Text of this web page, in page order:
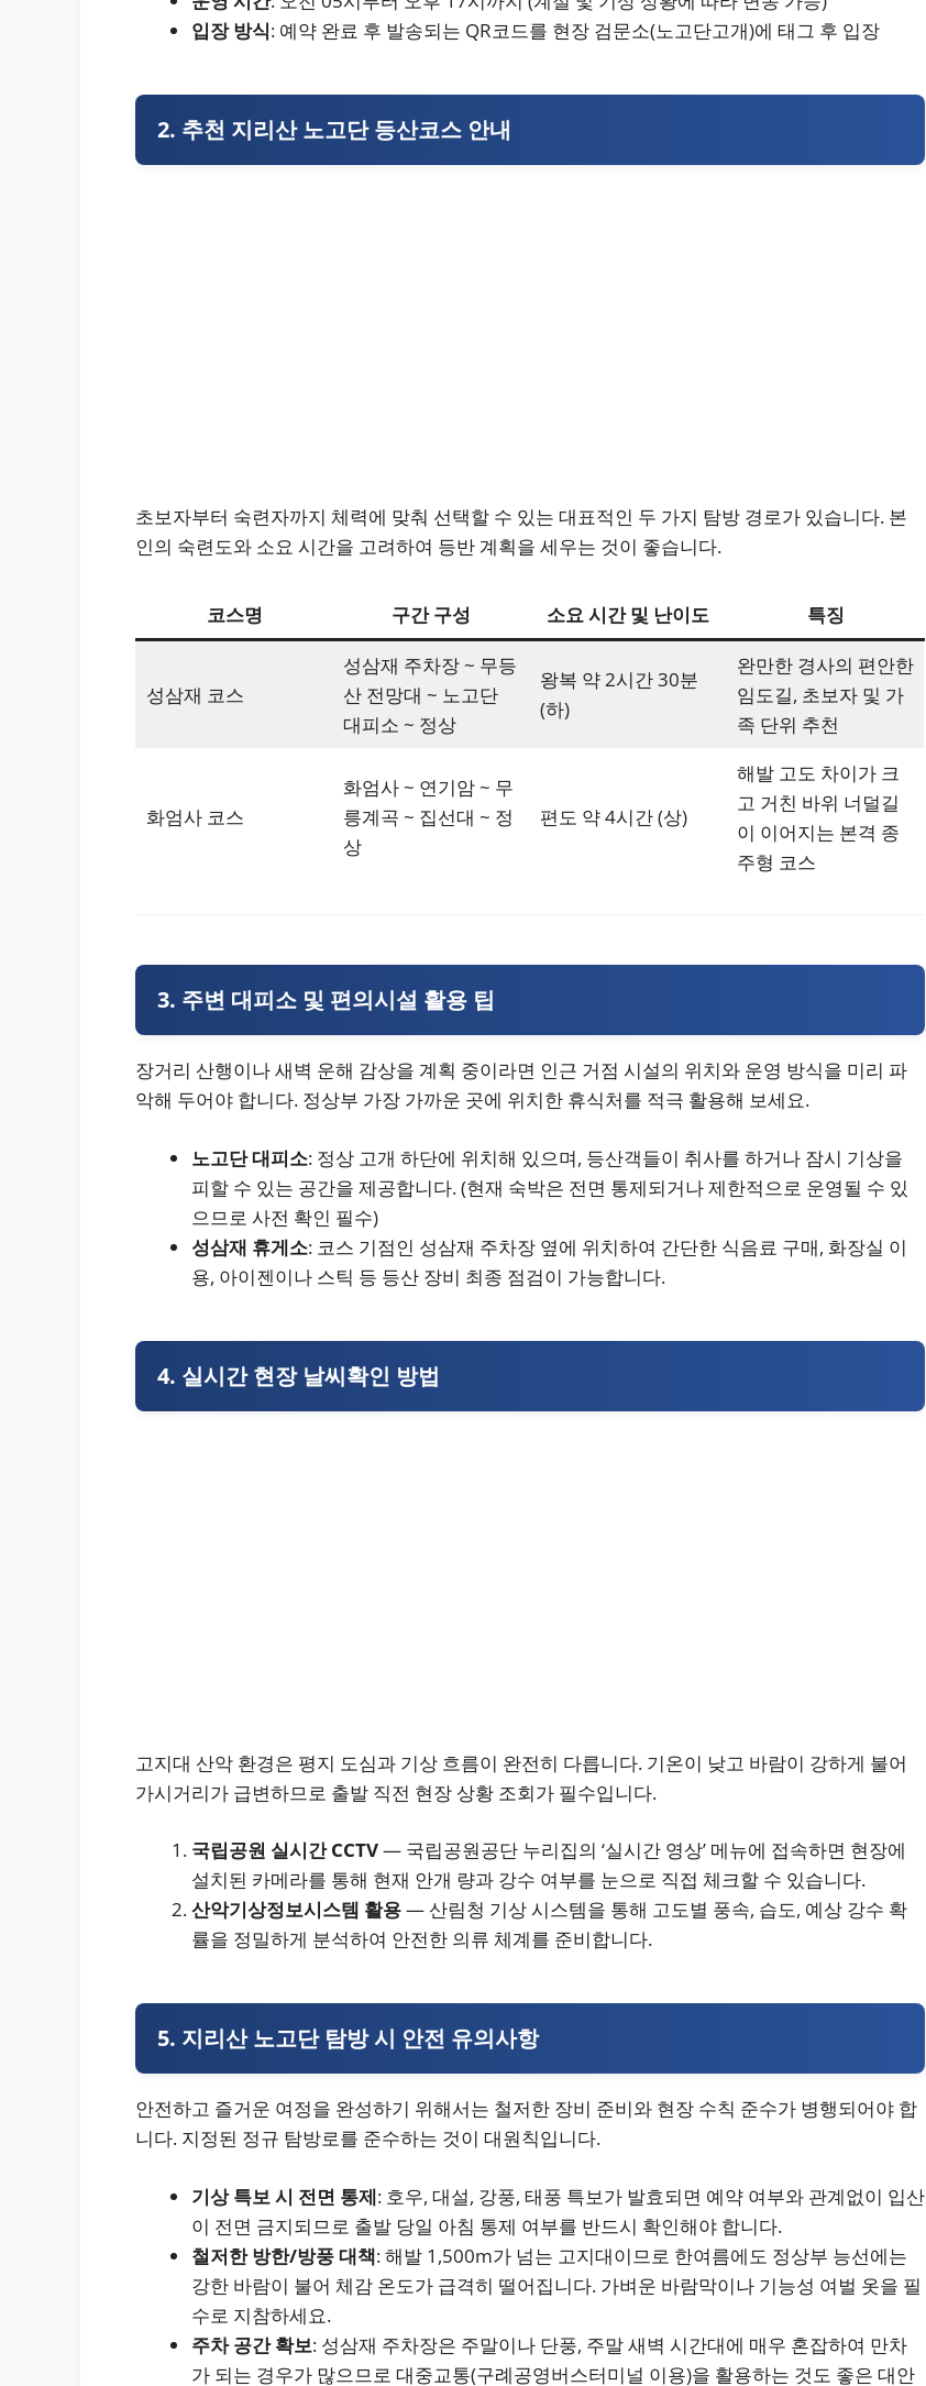
입장 방식: 예약 완료 후 발송되는 QR코드를 현장 검문소(노고단고개)에 태그 후 입장
2. 추천 지리산 노고단 등산코스 안내
초보자부터 숙련자까지 체력에 맞춰 선택할 수 있는 대표적인 두 가지 탐방 경로가 있습니다. 본
인의 숙련도와 소요 시간을 고려하여 등반 계획을 세우는 것이 좋습니다.
코스명 구간 구성 소요 시간 및 난이도 특징
성삼재 코스
성삼재 주차장 ~ 무등
산 전망대 ~ 노고단
대피소 ~ 정상
왕복 약 2시간 30분
(하)
완만한 경사의 편안한
임도길, 초보자 및 가
족 단위 추천
화엄사 코스
화엄사 ~ 연기암 ~ 무
릉계곡 ~ 집선대 ~ 정
상
편도 약 4시간 (상)
해발 고도 차이가 크
고 거친 바위 너덜길
이 이어지는 본격 종
주형 코스
3. 주변 대피소 및 편의시설 활용 팁
장거리 산행이나 새벽 운해 감상을 계획 중이라면 인근 거점 시설의 위치와 운영 방식을 미리 파
악해 두어야 합니다. 정상부 가장 가까운 곳에 위치한 휴식처를 적극 활용해 보세요.
노고단 대피소: 정상 고개 하단에 위치해 있으며, 등산객들이 취사를 하거나 잠시 기상을
피할 수 있는 공간을 제공합니다. (현재 숙박은 전면 통제되거나 제한적으로 운영될 수 있
으므로 사전 확인 필수)
성삼재 휴게소: 코스 기점인 성삼재 주차장 옆에 위치하여 간단한 식음료 구매, 화장실 이
용, 아이젠이나 스틱 등 등산 장비 최종 점검이 가능합니다.
4. 실시간 현장 날씨확인 방법
고지대 산악 환경은 평지 도심과 기상 흐름이 완전히 다릅니다. 기온이 낮고 바람이 강하게 불어
가시거리가 급변하므로 출발 직전 현장 상황 조회가 필수입니다.
국립공원 실시간 CCTV— 국립공원공단 누리집의 ‘실시간 영상’ 메뉴에 접속하면 현장에
설치된 카메라를 통해 현재 안개 량과 강수 여부를 눈으로 직접 체크할 수 있습니다.
산악기상정보시스템 활용— 산림청 기상 시스템을 통해 고도별 풍속, 습도, 예상 강수 확
률을 정밀하게 분석하여 안전한 의류 체계를 준비합니다.
5. 지리산 노고단 탐방 시 안전 유의사항
안전하고 즐거운 여정을 완성하기 위해서는 철저한 장비 준비와 현장 수칙 준수가 병행되어야 합
니다. 지정된 정규 탐방로를 준수하는 것이 대원칙입니다.
기상 특보 시 전면 통제: 호우, 대설, 강풍, 태풍 특보가 발효되면 예약 여부와 관계없이 입산
이 전면 금지되므로 출발 당일 아침 통제 여부를 반드시 확인해야 합니다.
철저한 방한/방풍 대책: 해발 1,500m가 넘는 고지대이므로 한여름에도 정상부 능선에는
강한 바람이 불어 체감 온도가 급격히 떨어집니다. 가벼운 바람막이나 기능성 여벌 옷을 필
수로 지참하세요.
주차 공간 확보: 성삼재 주차장은 주말이나 단풍, 주말 새벽 시간대에 매우 혼잡하여 만차
가 되는 경우가 많으므로 대중교통(구례공영버스터미널 이용)을 활용하는 것도 좋은 대안